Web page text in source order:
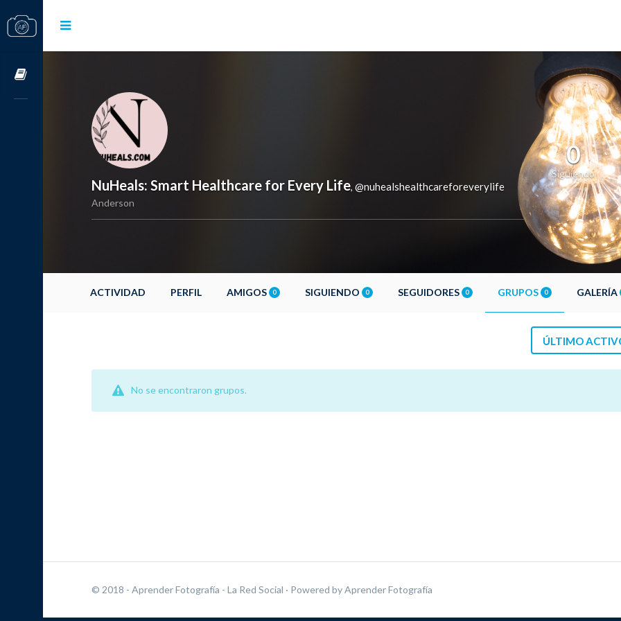
NuHeals: Smart Healthcare for Every Life, @nuhealshealthcareforeverylife
Anderson
0
Siguiendo
ACTIVIDAD PERFIL AMIGOS 0 SIGUIENDO 0 SEGUIDORES 0 GRUPOS 0 GALERÍA
ÚLTIMO
No se encontraron grupos.
© 2018 - Aprender Fotografía - La Red Social · Powered byAprender Fotografía